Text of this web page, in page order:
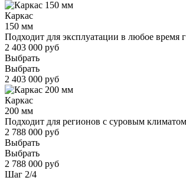
Каркас
150 мм
Подходит для эксплуатации в любое время
2 403 000 руб
Выбрать
Выбрать
2 403 000 руб
Каркас
200 мм
Подходит для регионов с суровым климатом
2 788 000 руб
Выбрать
Выбрать
2 788 000 руб
Шаг 2/4